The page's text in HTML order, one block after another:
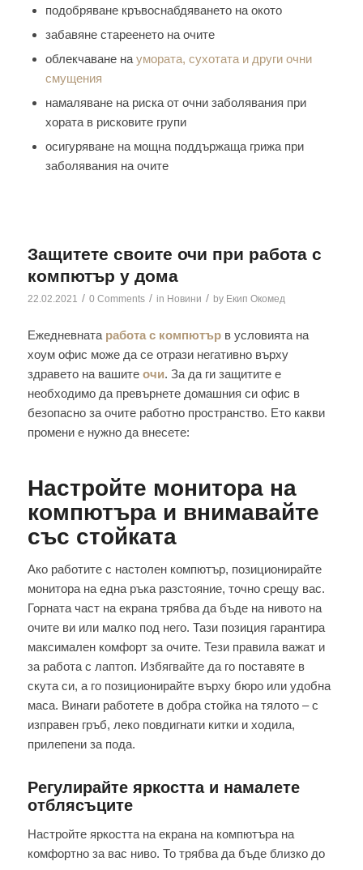
подобряване кръвоснабдяването на окото
забавяне стареенето на очите
облекчаване на умората, сухотата и други очни
смущения
намаляване на риска от очни заболявания при
хората в рисковите групи
осигуряване на мощна поддържаща грижа при
заболявания на очите
Защитете своите очи при работа с
компютър у дома
22.02.2021 / 0 Comments / in Новини / by Екип Окомед
Ежедневната работа с компютърв условията на
хоум офис може да се отрази негативно върху
здравето на вашите очи. За да ги защитите е
необходимо да превърнете домашния си офис в
безопасно за очите работно пространство. Ето какви
промени е нужно да внесете:
Настройте монитора на
компютъра и внимавайте
със стойката
Ако работите с настолен компютър, позиционирайте
монитора на една ръка разстояние, точно срещу вас.
Горната част на екрана трябва да бъде на нивото на
очите ви или малко под него. Тази позиция гарантира
максимален комфорт за очите. Тези правила важат и
за работа с лаптоп. Избягвайте да го поставяте в
скута си, а го позиционирайте върху бюро или удобна
маса. Винаги работете в добра стойка на тялото – с
изправен гръб, леко повдигнати китки и ходила,
прилепени за пода.
Регулирайте яркостта и намалете
отблясъците
Настройте яркостта на екрана на компютъра на
комфортно за вас ниво. То трябва да бъде близко до